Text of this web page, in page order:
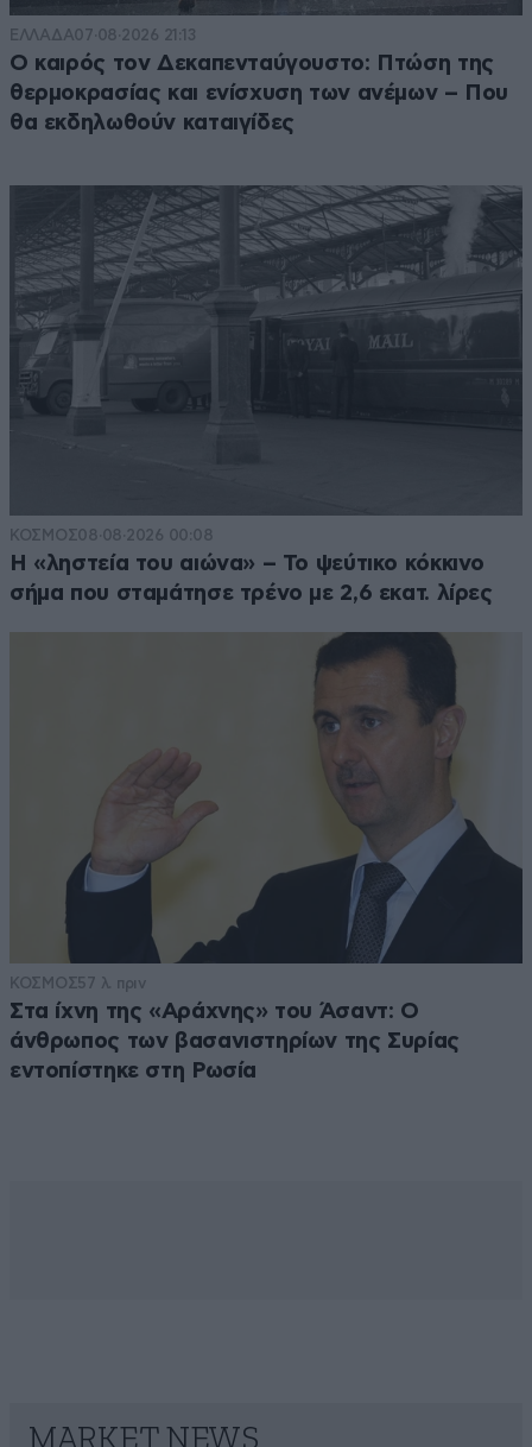
ΕΛΛΑΔΑ07·08·2026 21:13
Ο καιρός τον Δεκαπενταύγουστο: Πτώση της
θερμοκρασίας και ενίσχυση των ανέμων – Που
θα εκδηλωθούν καταιγίδες
ΚΟΣΜΟΣ08·08·2026 00:08
Η «ληστεία του αιώνα» – Το ψεύτικο κόκκινο
σήμα που σταμάτησε τρένο με 2,6 εκατ. λίρες
ΚΟΣΜΟΣ57 λ. πριν
Στα ίχνη της «Αράχνης» του Άσαντ: Ο
άνθρωπος των βασανιστηρίων της Συρίας
εντοπίστηκε στη Ρωσία
MARKET NEWS